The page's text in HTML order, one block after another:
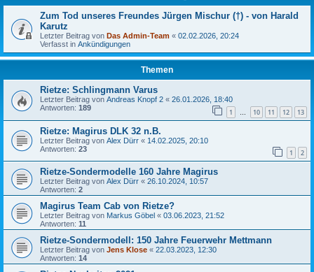
Zum Tod unseres Freundes Jürgen Mischur (†) - von Harald
Karutz
Letzter Beitrag von Das Admin-Team « 02.02.2026, 20:24
Verfasst in Ankündigungen
Themen
Rietze: Schlingmann Varus
Letzter Beitrag von Andreas Knopf 2 « 26.01.2026, 18:40
Antworten: 189 1 … 10 11 12 13
Rietze: Magirus DLK 32 n.B.
Letzter Beitrag von Alex Dürr « 14.02.2025, 20:10
Antworten: 23 1 2
Rietze-Sondermodelle 160 Jahre Magirus
Letzter Beitrag von Alex Dürr « 26.10.2024, 10:57
Antworten: 2
Magirus Team Cab von Rietze?
Letzter Beitrag von Markus Göbel « 03.06.2023, 21:52
Antworten: 11
Rietze-Sondermodell: 150 Jahre Feuerwehr Mettmann
Letzter Beitrag von Jens Klose « 22.03.2023, 12:30
Antworten: 14